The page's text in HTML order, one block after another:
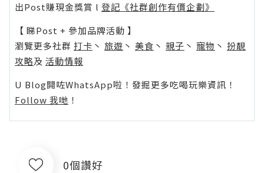
出Post賺現金獎賞 l 登記《社群創作有價企劃》
【 睇Post + 參加品牌活動 】
瀏覽更多社群 打卡 丶 旅遊 丶 美食 丶 親子 丶 寵物 丶 扮靚
攻略及 活動情報
U Blog開咗WhatsApp啦！發掘更多吃喝玩樂資訊！
Follow 我哋 ！
0個讚好